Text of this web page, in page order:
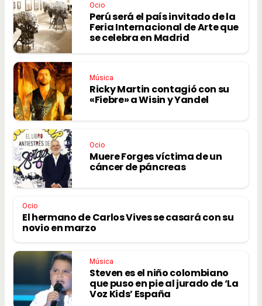
Ocio
Perú será el país invitado de la
Feria Internacional de Arte que
se celebra en Madrid
Música
Ricky Martin contagió con su
«Fiebre» a Wisin y Yandel
Ocio
Muere Forges víctima de un
cáncer de páncreas
Ocio
El hermano de Carlos Vives se casará con su
novio en marzo
Música
Steven es el niño colombiano
que puso en pie al jurado de ‘La
Voz Kids’ España